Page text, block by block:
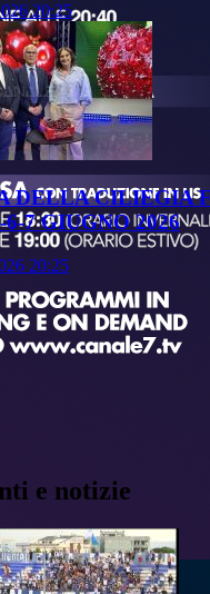
20:25
DELLA CILIEGIA
7 GIUGNO 2026
20:25
e notizie